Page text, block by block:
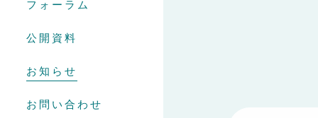
フォーラム
公開資料
お知らせ
お問い合わせ